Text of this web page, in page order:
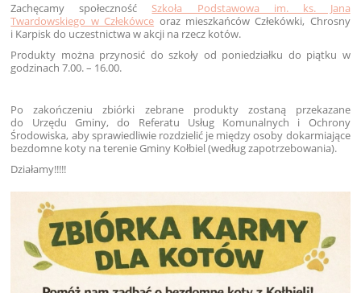
Zachęcamy społeczność Szkoła Podstawowa im. ks. Jana
Twardowskiego w Człekówce oraz mieszkańców Człekówki, Chrosny
i Karpisk do uczestnictwa w akcji na rzecz kotów.
Produkty można przynosić do szkoły od poniedziałku do piątku w
godzinach 7.00. – 16.00.
Po zakończeniu zbiórki zebrane produkty zostaną przekazane
do Urzędu Gminy, do Referatu Usług Komunalnych i Ochrony
Środowiska, aby sprawiedliwie rozdzielić je między osoby dokarmiające
bezdomne koty na terenie Gminy Kołbiel (według zapotrzebowania).
Działamy!!!!!